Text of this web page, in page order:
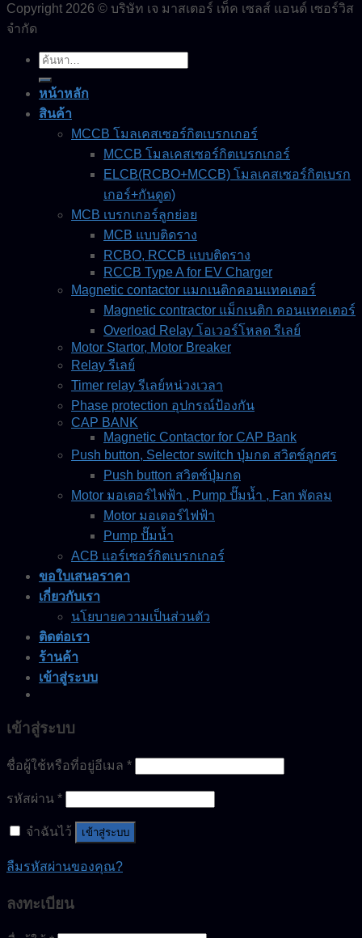
Copyright 2026 © บริษัท เจ มาสเตอร์ เท็ค เซลส์ แอนด์ เซอร์วิส
จำกัด
ค้นหา:
หน้าหลัก
สินค้า
MCCB โมลเคสเซอร์กิตเบรกเกอร์
MCCB โมลเคสเซอร์กิตเบรกเกอร์
ELCB(RCBO+MCCB) โมลเคสเซอร์กิตเบรก
เกอร์+กันดูด)
MCB เบรกเกอร์ลูกย่อย
MCB แบบติดราง
RCBO, RCCB แบบติดราง
RCCB Type A for EV Charger
Magnetic contactor แมกเนติกคอนแทคเตอร์
Magnetic contractor แม็กเนติก คอนแทคเตอร์
Overload Relay โอเวอร์โหลด รีเลย์
Motor Startor, Motor Breaker
Relay รีเลย์
Timer relay รีเลย์หน่วงเวลา
Phase protection อุปกรณ์ป้องกัน
CAP BANK
Magnetic Contactor for CAP Bank
Push button, Selector switch ปุ่มกด สวิตช์ลูกศร
Push button สวิตช์ปุ่มกด
Motor มอเตอร์ไฟฟ้า , Pump ปั๊มน้ำ , Fan พัดลม
Motor มอเตอร์ไฟฟ้า
Pump ปั๊มน้ำ
ACB แอร์เซอร์กิตเบรกเกอร์
ขอใบเสนอราคา
เกี่ยวกับเรา
นโยบายความเป็นส่วนตัว
ติดต่อเรา
ร้านค้า
เข้าสู่ระบบ
เข้าสู่ระบบ
ชื่อผู้ใช้หรือที่อยู่อีเมล *
รหัสผ่าน *
จำฉันไว้ เข้าสู่ระบบ
ลืมรหัสผ่านของคุณ?
ลงทะเบียน